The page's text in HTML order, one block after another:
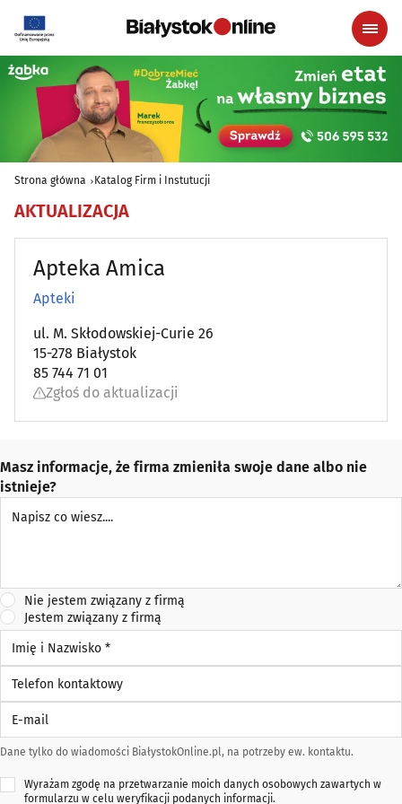
Strona główna Katalog Firm i Instutucji
AKTUALIZACJA
Apteka Amica
Apteki
ul. M. Skłodowskiej-Curie 26
15-278 Białystok
85 744 71 01
Zgłoś do aktualizacji
Masz informacje, że firma zmieniła swoje dane albo nie
istnieje?
Nie jestem związany z firmą
Jestem związany z firmą
Imię i Nazwisko *
Telefon kontaktowy
Dane tylko do wiadomości BiałystokOnline.pl, na potrzeby ew. kontaktu.
Wyrażam zgodę na przetwarzanie moich danych osobowych zawartych w
formularzu w celu weryfikacji podanych informacji.